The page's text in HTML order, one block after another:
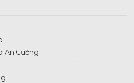
An Cường